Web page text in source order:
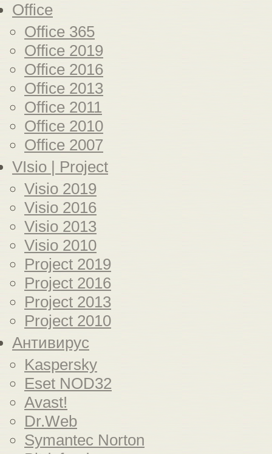
Office
Office 365
Office 2019
Office 2016
Office 2013
Office 2011
Office 2010
Office 2007
VIsio | Project
Visio 2019
Visio 2016
Visio 2013
Visio 2010
Project 2019
Project 2016
Project 2013
Project 2010
Антивирус
Kaspersky
Eset NOD32
Avast!
Dr.Web
Symantec Norton